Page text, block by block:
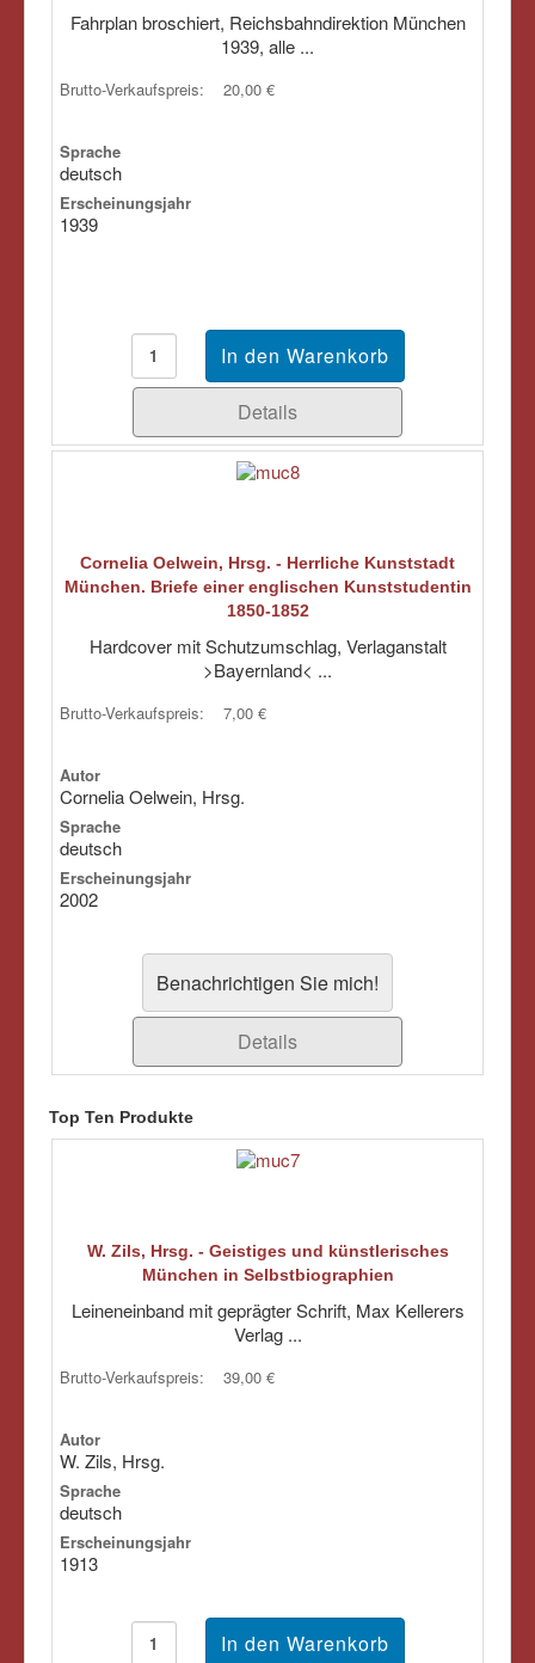
Fahrplan broschiert, Reichsbahndirektion München
1939, alle ...
Brutto-Verkaufspreis: 20,00 €
Sprache
deutsch
Erscheinungsjahr
1939
Details
Cornelia Oelwein, Hrsg. - Herrliche Kunststadt
München. Briefe einer englischen Kunststudentin
1850-1852
Hardcover mit Schutzumschlag, Verlaganstalt
>Bayernland< ...
Brutto-Verkaufspreis: 7,00 €
Autor
Cornelia Oelwein, Hrsg.
Sprache
deutsch
Erscheinungsjahr
2002
Benachrichtigen Sie mich!
Details
Top Ten Produkte
W. Zils, Hrsg. - Geistiges und künstlerisches
München in Selbstbiographien
Leineneinband mit geprägter Schrift, Max Kellerers
Verlag ...
Brutto-Verkaufspreis: 39,00 €
Autor
W. Zils, Hrsg.
Sprache
deutsch
Erscheinungsjahr
1913